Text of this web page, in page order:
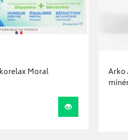
Moral
Visualiser
Arko